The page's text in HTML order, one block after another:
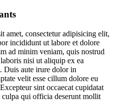
amet, consectetur adipisicing elit,
incididunt ut labore et dolore
ad minim veniam, quis nostrud
nisi ut aliquip ex ea
Duis aute irure dolor in
velit esse cillum dolore eu
sint occaecat cupidatat
qui officia deserunt mollit